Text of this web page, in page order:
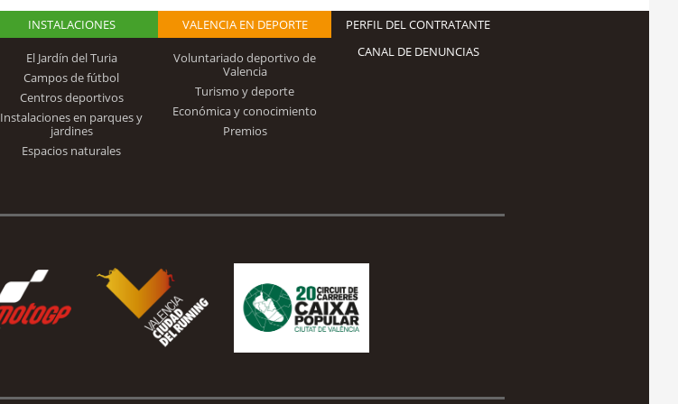
INSTALACIONES
El Jardín del Turia
Campos de fútbol
Centros deportivos
Instalaciones en parques y
jardines
Espacios naturales
VALENCIA EN DEPORTE
Voluntariado deportivo de
Valencia
Turismo y deporte
Económica y conocimiento
Premios
PERFIL DEL CONTRATANTE
CANAL DE DENUNCIAS